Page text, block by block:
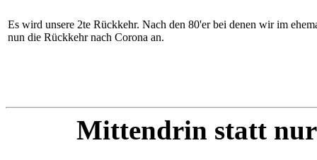
Es wird unsere 2te Rückkehr. Nach den 80'er bei denen wir im
nun die Rückkehr nach Corona an.
Mittendrin statt nur